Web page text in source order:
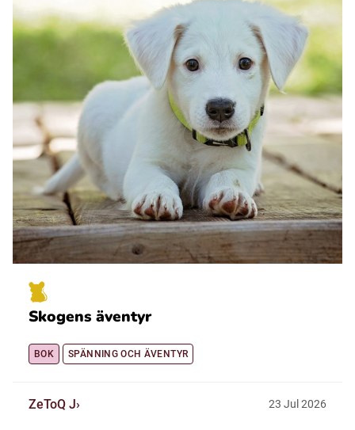
Skogens äventyr
BOK SPÄNNING OCH ÄVENTYR
ZeToQ J 23 Jul 2026